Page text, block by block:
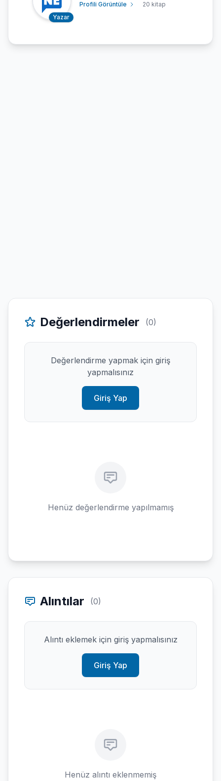
Yazar
Profili Görüntüle 20 kitap
Değerlendirmeler (0)
Değerlendirme yapmak için giriş
yapmalısınız
Giriş Yap
Henüz değerlendirme yapılmamış
Alıntılar (0)
Alıntı eklemek için giriş yapmalısınız
Giriş Yap
Henüz alıntı eklenmemiş